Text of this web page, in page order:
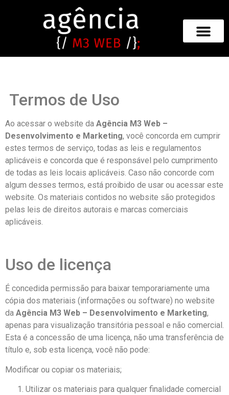
Termos de Uso
Ao acessar o website da Agência M3 Web –
Desenvolvimento e Marketing, você concorda em cumprir
estes termos de serviço, todas as leis e regulamentos
aplicáveis e concorda que é responsável pelo cumprimento
de todas as leis locais aplicáveis. Caso não concorde com
algum desses termos, está proibido de usar ou acessar este
website. Os materiais contidos no website são protegidos
pelas leis de direitos autorais e marcas comerciais
aplicáveis.
Uso de licença
É concedida permissão para baixar temporariamente uma
cópia dos materiais (informações ou software) no website
da Agência M3 Web – Desenvolvimento e Marketing,
apenas para visualização transitória pessoal e não comercial.
Esta é a concessão de uma licença, não uma transferência de
título e, sob esta licença, você não pode:
Modificar ou copiar os materiais;
Utilizar os materiais para qualquer finalidade comercial